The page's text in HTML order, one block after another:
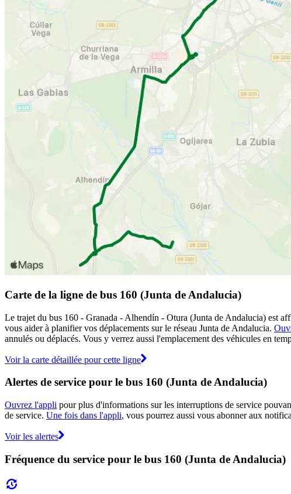
Carte de la ligne de bus 160 (Junta de Andalucia)
Le trajet du bus 160 - Granada - Alhendín - Otura (Junta de Andalucia) est
vous aider à planifier vos déplacements sur le réseau Junta de Andalucia.
annulés ou déplacés. Vous y verrez aussi l'emplacement des véhicules en
Voir la carte détaillée pour cette ligne
Alertes de service pour le bus 160 (Junta de Andalucia)
Ouvrez l'appli pour plus d'informations sur les interruptions de service
de service. Une fois dans l'appli, vous pourrez aussi vous abonner aux
Voir les alertes
Fréquence du service pour le bus 160 (Junta de Andalucia)